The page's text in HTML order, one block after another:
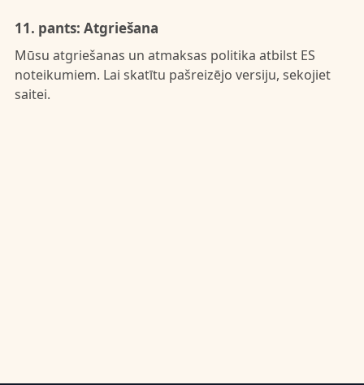
11. pants: Atgriešana
Mūsu atgriešanas un atmaksas politika atbilst ES
noteikumiem. Lai skatītu pašreizējo versiju, sekojiet
saitei.